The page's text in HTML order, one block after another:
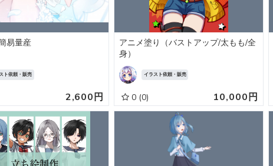
易量産
ト依頼・販売
2,600円
アニメ塗り（バストアップ/太もも/全
身）
イラスト依頼・販売
0 (0) 10,000円